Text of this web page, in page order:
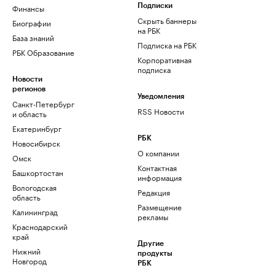
Финансы
Биографии
База знаний
РБК Образование
Новости
регионов
Санкт-Петербург
и область
Екатеринбург
Новосибирск
Омск
Башкортостан
Вологодская
область
Калининград
Краснодарский
край
Нижний
Новгород
Подписки
Скрыть баннеры
на РБК
Подписка на РБК
Корпоративная
подписка
Уведомления
RSS Новости
РБК
О компании
Контактная
информация
Редакция
Размещение
рекламы
Другие
продукты
РБК